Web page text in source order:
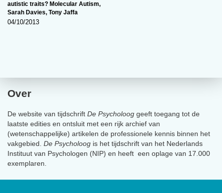
autistic traits? Molecular Autism,
Sarah Davies, Tony Jaffa
04/10/2013
Over
De website van tijdschrift De Psycholoog geeft toegang tot de
laatste edities en ontsluit met een rijk archief van
(wetenschappelijke) artikelen de professionele kennis binnen het
vakgebied. De Psycholoog is het tijdschrift van het Nederlands
Instituut van Psychologen (NIP) en heeft een oplage van 17.000
exemplaren.